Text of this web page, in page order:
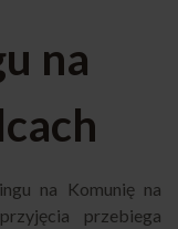
na
na Komunię na
przebiega